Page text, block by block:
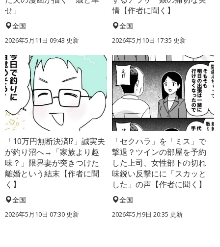
せ」
全国
2026年5月11日 09:43 更新
情【作者に聞く】
全国
2026年5月10日 17:35 更新
「10万円無断決済!?」誠実夫
が釣り沼へ→「家族より趣
味？」限界妻が突きつけた
離婚という結末【作者に聞
く】
全国
2026年5月10日 07:30 更新
「セクハラ」を「ミス」で
撃退？ツインの部屋を予約
した上司、女性部下の切れ
味鋭い反撃にに「スカッと
した」の声【作者に聞く】
全国
2026年5月9日 20:35 更新